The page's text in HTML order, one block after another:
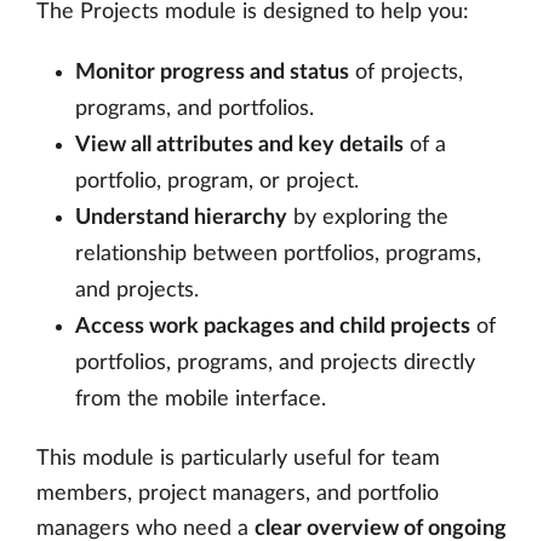
The Projects module is designed to help you:
Monitor progress and status of projects,
programs, and portfolios.
View all attributes and key details of a
portfolio, program, or project.
Understand hierarchy by exploring the
relationship between portfolios, programs,
and projects.
Access work packages and child projects of
portfolios, programs, and projects directly
from the mobile interface.
This module is particularly useful for team
members, project managers, and portfolio
managers who need a clear overview of ongoing